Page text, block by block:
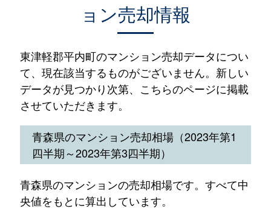
ョン売却情報
東津軽郡平内町のマンション売却データについ
て、現在該当するものがございません。新しい
データが見つかり次第、こちらのページに掲載
させていただきます。
青森県のマンション売却相場（2023年第1
四半期～2023年第3四半期）
青森県のマンションの売却相場です。すべて中
央値をもとに算出しています。